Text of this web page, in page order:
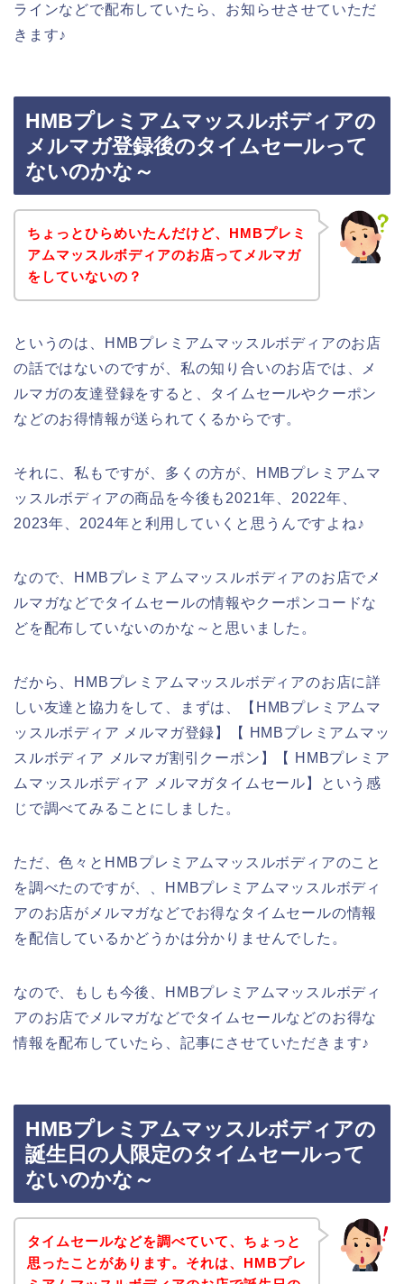
ラインなどで配布していたら、お知らせさせていただ
きます♪
HMBプレミアムマッスルボディアの
メルマガ登録後のタイムセールって
ないのかな～
ちょっとひらめいたんだけど、HMBプレミ
アムマッスルボディアのお店ってメルマガ
をしていないの？
というのは、HMBプレミアムマッスルボディアのお店
の話ではないのですが、私の知り合いのお店では、メ
ルマガの友達登録をすると、タイムセールやクーポン
などのお得情報が送られてくるからです。
それに、私もですが、多くの方が、HMBプレミアムマ
ッスルボディアの商品を今後も2021年、2022年、
2023年、2024年と利用していくと思うんですよね♪
なので、HMBプレミアムマッスルボディアのお店でメ
ルマガなどでタイムセールの情報やクーポンコードな
どを配布していないのかな～と思いました。
だから、HMBプレミアムマッスルボディアのお店に詳
しい友達と協力をして、まずは、【HMBプレミアムマ
ッスルボディア メルマガ登録】【 HMBプレミアムマッ
スルボディア メルマガ割引クーポン】【 HMBプレミア
ムマッスルボディア メルマガタイムセール】という感
じで調べてみることにしました。
ただ、色々とHMBプレミアムマッスルボディアのこと
を調べたのですが、、HMBプレミアムマッスルボディ
アのお店がメルマガなどでお得なタイムセールの情報
を配信しているかどうかは分かりませんでした。
なので、もしも今後、HMBプレミアムマッスルボディ
アのお店でメルマガなどでタイムセールなどのお得な
情報を配布していたら、記事にさせていただきます♪
HMBプレミアムマッスルボディアの
誕生日の人限定のタイムセールって
ないのかな～
タイムセールなどを調べていて、ちょっと
思ったことがあります。それは、HMBプレ